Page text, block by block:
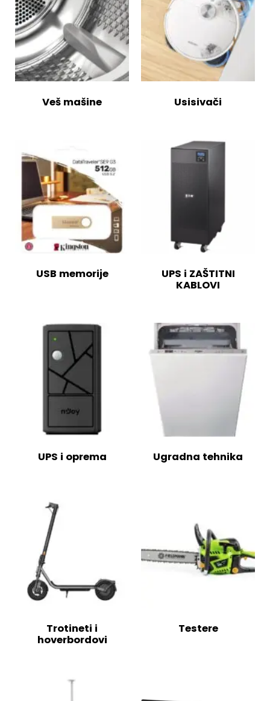
Veš mašine Usisivači
USB memorije
UPS i ZAŠTITNI
KABLOVI
UPS i oprema Ugradna tehnika
Trotineti i
hoverbordovi
Testere